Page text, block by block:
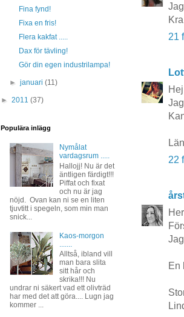
21
22
En
Fina fynd!
Fixa en fris!
Flera kakfat .....
Dax för tävling!
Gör din egen industrilampa!
►januari(11)
► 2011 (37)
Populära inlägg
Nymålat
vardagsrum .....
Hallojj! Nu är det
äntligen färdigt!!!
Piffat och fixat
och nu är jag
nöjd. Ovan kan ni se en liten
tjuvtitt i spegeln, som min man
snick...
Kaos-morgon
Alltså, ibland vill
man bara slita
sitt hår och
skrika!!! Nu
undrar ni säkert vad ett olivträd
har med det att göra.... Lugn jag
kommer ...